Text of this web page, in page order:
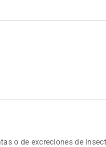
o de excreciones de